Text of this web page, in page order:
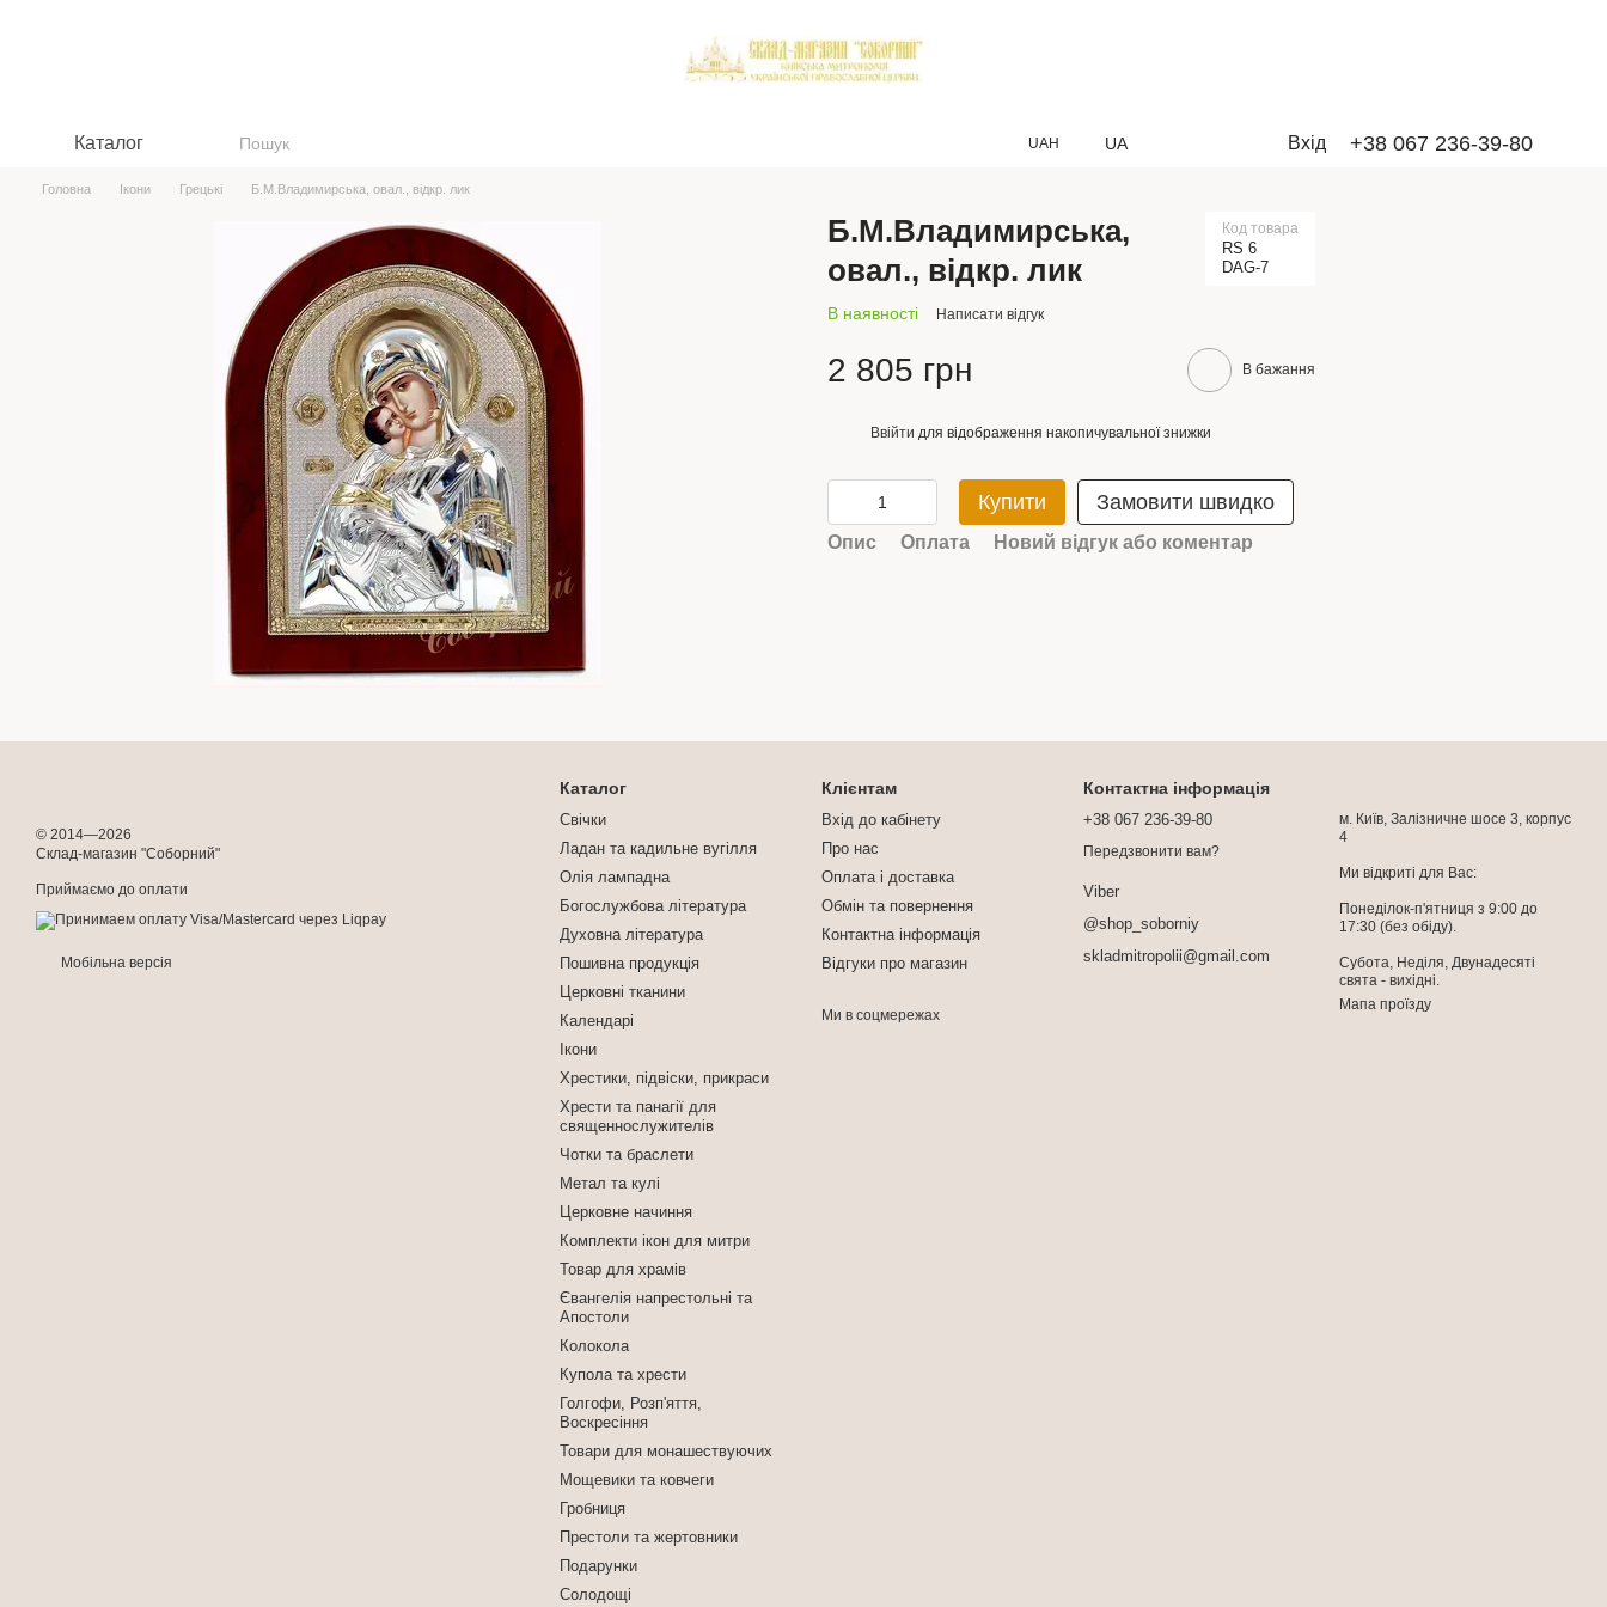
Каталог UAH UA Вхід +38 067 236-39-80
Головна Ікони Грецькі Б.М.Владимирська, овал., відкр. лик
Б.М.Владимирська,
овал., відкр. лик
Код товара
RS 6
DAG-7
В наявності Написати відгук
2 805 грн В бажання
Ввійти для відображення накопичувальної знижки
Купити Замовити швидко
Опис Оплата Новий відгук або коментар
© 2014—2026
Склад-магазин "Соборний"
Приймаємо до оплати
Мобільна версія
Каталог
Свічки
Ладан та кадильне вугілля
Олія лампадна
Богослужбова література
Духовна література
Пошивна продукція
Церковні тканини
Календарі
Ікони
Хрестики, підвіски, прикраси
Хрести та панагії для
священнослужителів
Чотки та браслети
Метал та кулі
Церковне начиння
Комплекти ікон для митри
Товар для храмів
Євангелія напрестольні та
Апостоли
Колокола
Купола та хрести
Голгофи, Розп'яття,
Воскресіння
Товари для монашествуючих
Мощевики та ковчеги
Гробниця
Престоли та жертовники
Подарунки
Солодощі
Клієнтам
Вхід до кабінету
Про нас
Оплата і доставка
Обмін та повернення
Контактна інформація
Відгуки про магазин
Ми в соцмережах
Контактна інформація
+38 067 236-39-80
Передзвонити вам?
Viber
@shop_soborniy
skladmitropolii@gmail.com
м. Київ, Залізничне шосе 3, корпус
4
Ми відкриті для Вас:
Понеділок-п'ятниця з 9:00 до
17:30 (без обіду).
Субота, Неділя, Двунадесяті
свята - вихідні.
Мапа проїзду